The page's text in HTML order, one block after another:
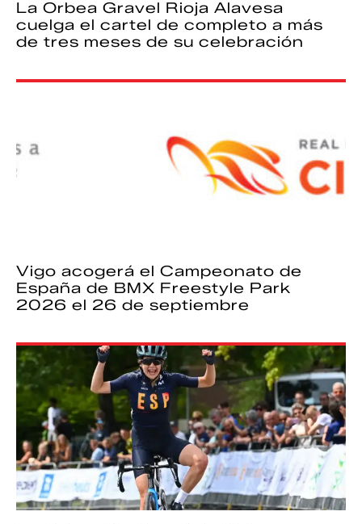
La Orbea Gravel Rioja Alavesa
cuelga el cartel de completo a más
de tres meses de su celebración
Vigo acogerá el Campeonato de
España de BMX Freestyle Park
2026 el 26 de septiembre